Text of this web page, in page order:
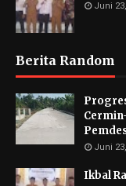
Juni
Berita Random
Juni
Ikbal